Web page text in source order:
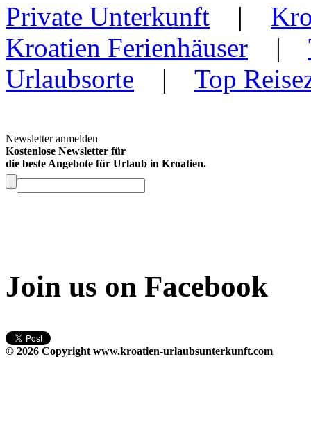
Private Unterkunft |
Kroatien Ferienhäuser |
Urlaubsorte | Top
Newsletter anmelden
Kostenlose Newsletter für
die beste Angebote für Urlaub in Kroatien.
Join us on Facebook
© 2026 Copyright www.kroatien-urlaubsunterkunft.com